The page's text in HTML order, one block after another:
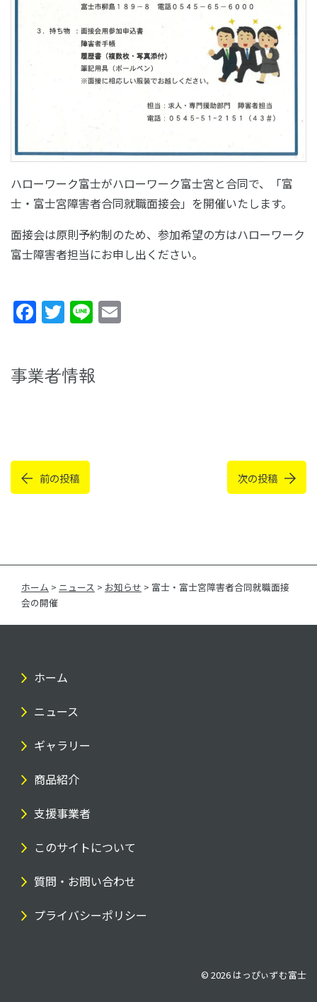
ハローワーク富士がハローワーク富士宮と合同で、「富
士・富士宮障害者合同就職面接会」を開催いたします。
面接会は原則予約制のため、参加希望の方はハローワーク
富士障害者担当にお申し出ください。
Facebook
Twitter
Line
事業者情報
前の投稿 次の投稿
ホーム > ニュース > お知らせ > 富士・富士宮障害者合同就職面接
会の開催
ホーム
ニュース
ギャラリー
商品紹介
支援事業者
このサイトについて
質問・お問い合わせ
プライバシーポリシー
© 2026 はっぴぃずむ富士